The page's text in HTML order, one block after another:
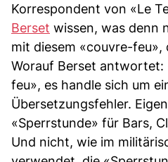
Korrespondent von «Le
Berset wissen, was denn
mit diesem «couvre-feu»,
Worauf Berset antwortet:
feu», es handle sich um
Übersetzungsfehler.
«Sperrstunde» für Bars,
Und nicht, wie im